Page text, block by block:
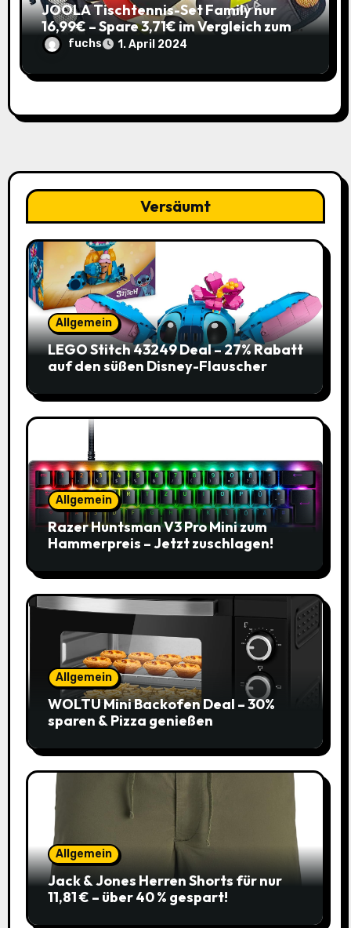
JOOLA Tischtennis-Set Family nur
16,99€ – Spare 3,71€ im Vergleich zum
alten Preis!
fuchs 1. April 2024
Versäumt
Allgemein
LEGO Stitch 43249 Deal – 27% Rabatt
auf den süßen Disney-Flauscher
Allgemein
Razer Huntsman V3 Pro Mini zum
Hammerpreis – Jetzt zuschlagen!
Allgemein
WOLTU Mini Backofen Deal – 30%
sparen & Pizza genießen
Allgemein
Jack & Jones Herren Shorts für nur
11,81 € – über 40 % gespart!